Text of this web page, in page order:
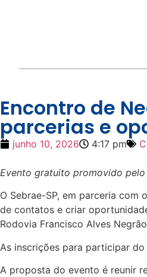
Encontro de
parcerias e
junho 10, 2026 4:17 pm
Evento gratuito promovido
O Sebrae-SP, em parceria com
de contatos e criar
Rodovia Francisco Alves
As inscrições para participar
A proposta do evento é reunir